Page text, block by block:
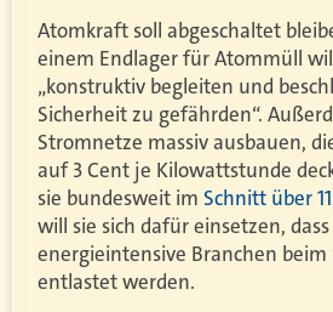
Atomkraft soll abgeschaltet
einem Endlager für Atommüll
„konstruktiv begleiten und
Sicherheit zu gefährden“.
Stromnetze massiv ausbauen,
auf 3 Cent je Kilowattstunde
sie bundesweit im Schnitt über
will sie sich dafür einsetzen,
energieintensive Branchen beim
entlastet werden.